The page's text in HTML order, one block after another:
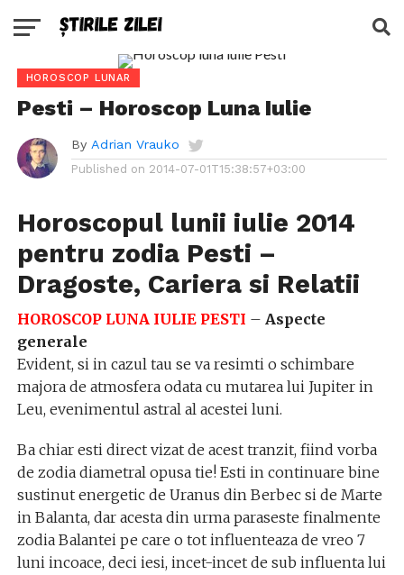
HOROSCOP LUNAR
Pesti – Horoscop Luna Iulie
By Adrian Vrauko
Published on 2014-07-01T15:38:57+03:00
Horoscopul lunii iulie 2014
pentru zodia Pesti –
Dragoste, Cariera si Relatii
HOROSCOP LUNA IULIE PESTI – Aspecte
generale
Evident, si in cazul tau se va resimti o schimbare
majora de atmosfera odata cu mutarea lui Jupiter in
Leu, evenimentul astral al acestei luni.
Ba chiar esti direct vizat de acest tranzit, fiind vorba
de zodia diametral opusa tie! Esti in continuare bine
sustinut energetic de Uranus din Berbec si de Marte
in Balanta, dar acesta din urma paraseste finalmente
zodia Balantei pe care o tot influenteaza de vreo 7
luni incoace, deci iesi, incet-incet de sub influenta lui